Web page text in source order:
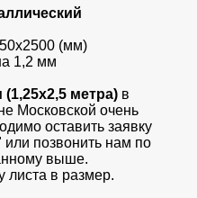
(мм)
1,2 мм
метра)в
Московской очень
оставить заявку
или позвонить нам по
выше.
листа в размер.